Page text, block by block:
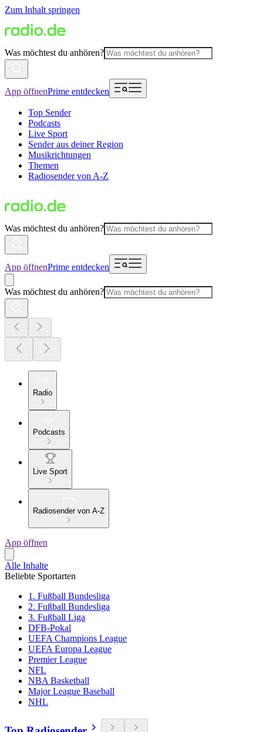
Zum Inhalt springen
Was möchtest du anhören?
App öffnenPrime entdecken
Top Sender
Podcasts
Live Sport
Sender aus deiner Region
Musikrichtungen
Themen
Radiosender von A-Z
Was möchtest du anhören?
App öffnenPrime entdecken
Was möchtest du anhören?
Radio
Podcasts
Live Sport
Radiosender von A-Z
App öffnen
Alle Inhalte
Beliebte Sportarten
1. Fußball Bundesliga
2. Fußball Bundesliga
3. Fußball Liga
DFB-Pokal
UEFA Champions League
UEFA Europa League
Premier League
NFL
NBA Basketball
Major League Baseball
NHL